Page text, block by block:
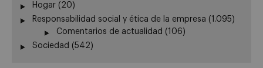
Hogar (20)
Responsabilidad social y ética de la empresa (1.095)
Comentarios de actualidad (106)
Sociedad (542)